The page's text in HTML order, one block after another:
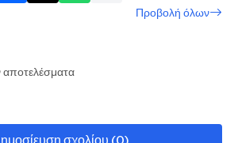
Προβολή όλων
αποτελέσματα
σχολίου (0)